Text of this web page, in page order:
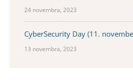
24 novembra, 2023
CyberSecurity Day (11.
13 novembra, 2023